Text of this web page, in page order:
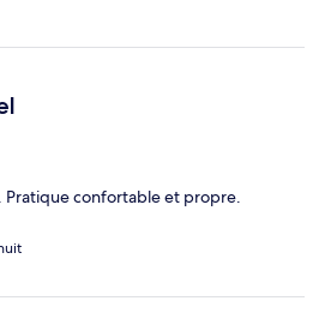
Pratique confortable et propre.